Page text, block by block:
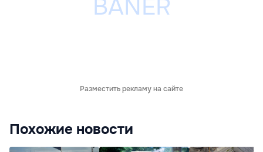
Разместить рекламу на сайте
Похожие новости